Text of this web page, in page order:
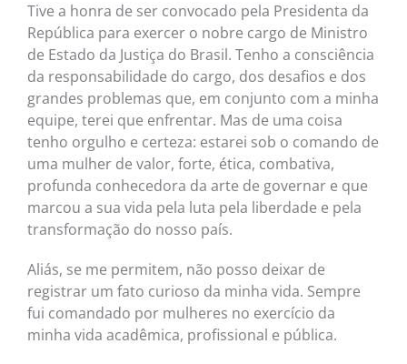
Tive a honra de ser convocado pela Presidenta da
República para exercer o nobre cargo de Ministro
de Estado da Justiça do Brasil. Tenho a consciência
da responsabilidade do cargo, dos desafios e dos
grandes problemas que, em conjunto com a minha
equipe, terei que enfrentar. Mas de uma coisa
tenho orgulho e certeza: estarei sob o comando de
uma mulher de valor, forte, ética, combativa,
profunda conhecedora da arte de governar e que
marcou a sua vida pela luta pela liberdade e pela
transformação do nosso país.
Aliás, se me permitem, não posso deixar de
registrar um fato curioso da minha vida. Sempre
fui comandado por mulheres no exercício da
minha vida acadêmica, profissional e pública.